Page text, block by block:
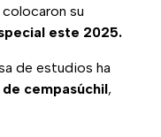
colocaron su
este 2025.
de estudios ha
de cempasúchil,